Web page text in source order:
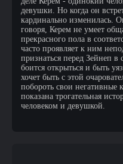
девушки. Но когда он
кардинально изменилась.
говоря, Керем не умеет
прекрасного пола в
часто проявляет к ним
признаться перед Зейнеп в
боится открыться и быть
хочет быть с этой
побороть свои негативные
показана трогательная
человеком и девушкой.